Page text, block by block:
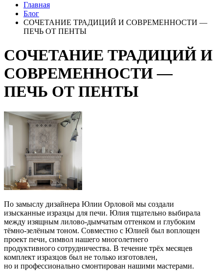
Главная
Блог
СОЧЕТАНИЕ ТРАДИЦИЙ И СОВРЕМЕННОСТИ —
ПЕЧЬ ОТ ПЕНТЫ
СОЧЕТАНИЕ ТРАДИЦИЙ И
СОВРЕМЕННОСТИ —
ПЕЧЬ ОТ ПЕНТЫ
По замыслу дизайнера Юлии Орловой мы создали
изысканные изразцы для печи. Юлия тщательно выбирала
между изящным лилово-дымчатым оттенком и глубоким
тёмно-зелёным тоном. Совместно с Юлией был воплощен
проект печи, символ нашего многолетнего
продуктивного сотрудничества. В течение трёх месяцев
комплект изразцов был не только изготовлен,
но и профессионально смонтирован нашими мастерами.